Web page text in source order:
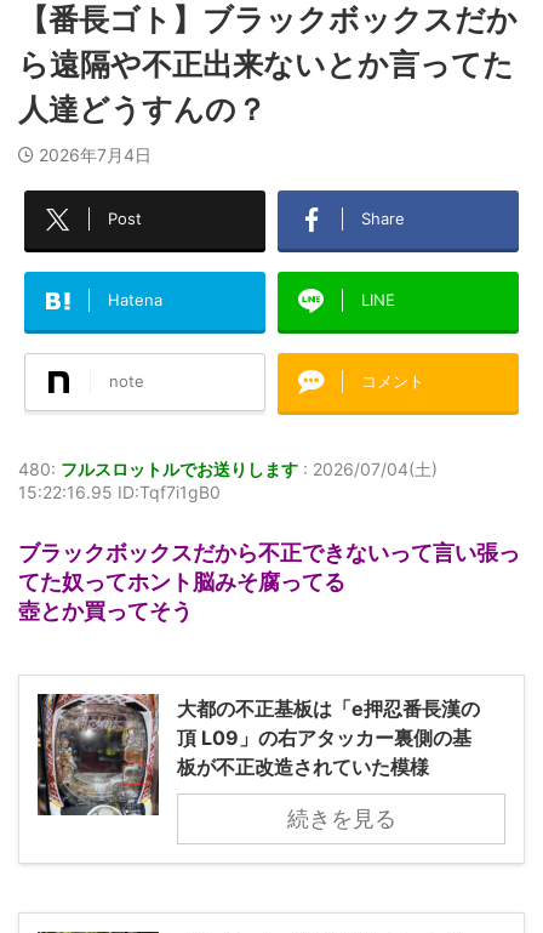
【番長ゴト】ブラックボックスだか
ら遠隔や不正出来ないとか言ってた
人達どうすんの？
2026年7月4日
Post Share
Hatena LINE
note コメント
480: フルスロットルでお送りします : 2026/07/04(土)
15:22:16.95 ID:Tqf7i1gB0
ブラックボックスだから不正できないって言い張っ
てた奴ってホント脳みそ腐ってる
壺とか買ってそう
大都の不正基板は「e押忍番長漢の
頂 L09」の右アタッカー裏側の基
板が不正改造されていた模様
続きを見る